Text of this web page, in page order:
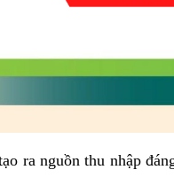
ra nguồn thu nhập